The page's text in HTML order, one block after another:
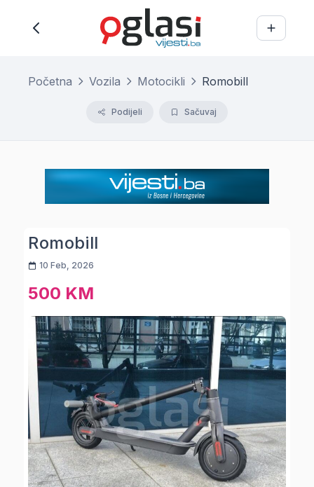
Početna Vozila Motocikli Romobill
Podijeli Sačuvaj
Romobill
10 Feb, 2026
500 KM